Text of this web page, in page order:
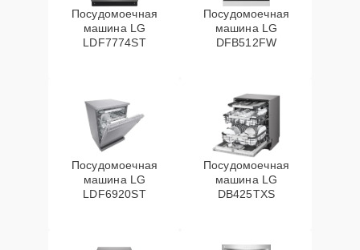
Посудомоечная
машина LG
LDF7774ST
Посудомоечная
машина LG
DFB512FW
Посудомоечная
машина LG
LDF6920ST
Посудомоечная
машина LG
DB425TXS